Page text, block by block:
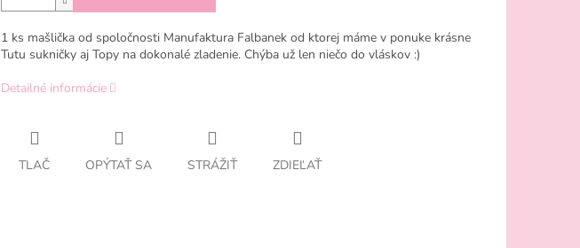
1 ks mašlička od spoločnosti Manufaktura Falbanek od ktorej máme v ponuke krásne
Tutu sukničky aj Topy na dokonalé zladenie. Chýba už len niečo do vláskov :)
Detailné informácie
TLAČ OPÝTAŤ SA STRÁŽIŤ ZDIEĽAŤ